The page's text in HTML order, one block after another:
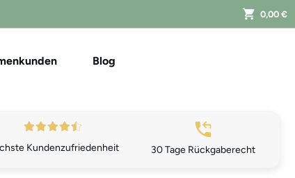
0,00 €
Blog
Kundenzufriedenheit 30 Tage Rückgaberecht